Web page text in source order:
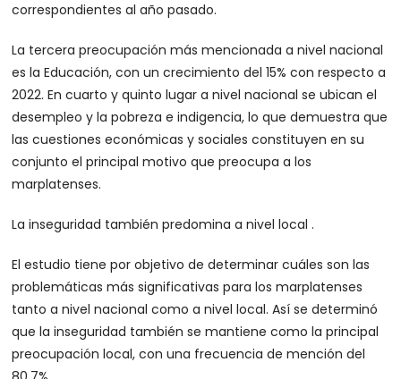
correspondientes al año pasado.
La tercera preocupación más mencionada a nivel nacional
es la Educación, con un crecimiento del 15% con respecto a
2022. En cuarto y quinto lugar a nivel nacional se ubican el
desempleo y la pobreza e indigencia, lo que demuestra que
las cuestiones económicas y sociales constituyen en su
conjunto el principal motivo que preocupa a los
marplatenses.
La inseguridad también predomina a nivel local .
El estudio tiene por objetivo de determinar cuáles son las
problemáticas más significativas para los marplatenses
tanto a nivel nacional como a nivel local. Así se determinó
que la inseguridad también se mantiene como la principal
preocupación local, con una frecuencia de mención del